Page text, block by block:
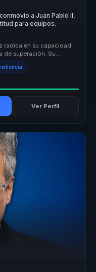
a Juan Pablo II,
para equipos.
radica en su capacidad
de superación. Su
Ver Perfil